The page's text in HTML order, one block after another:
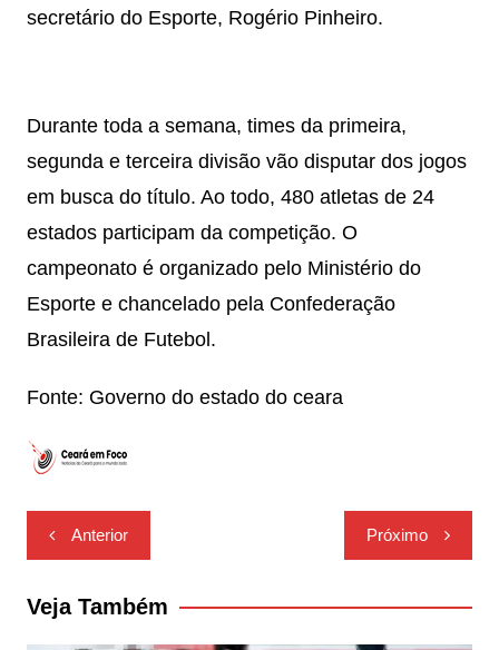
secretário do Esporte, Rogério Pinheiro.
Durante toda a semana, times da primeira,
segunda e terceira divisão vão disputar dos jogos
em busca do título. Ao todo, 480 atletas de 24
estados participam da competição. O
campeonato é organizado pelo Ministério do
Esporte e chancelado pela Confederação
Brasileira de Futebol.
Fonte: Governo do estado do ceara
Navegação
de
Post
Anterior Próximo
Veja Também